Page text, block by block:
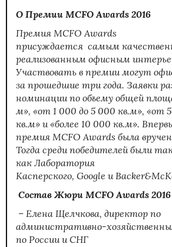
О Премии MCFO Awards 2016
Премия MCFO Awards
присуждается самым
реализованным офисным
Участвовать в премии могут
за прошедшие три года. Заявки
номинации по объему общей
м», «от 1 000 до 5 000 кв.м», «от
кв.м» и «более 10 000 кв.м».
премия MCFO Awards была
Тогда среди победителей были
как Лаборатория
Касперского, Google и
Состав Жюри MCFO Awards 2016
– Елена Щелчкова, директор по
административно-
по России и СНГ